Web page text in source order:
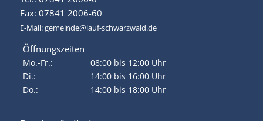
Fax: 07841 2006-60
E-Mail:gemeinde@lauf-schwarzwald.de
Öffnungszeiten
Mo.-Fr.:
08:00 bis 12:00 Uhr
Di.:
14:00 bis 16:00 Uhr
Do.:
14:00 bis 18:00 Uhr